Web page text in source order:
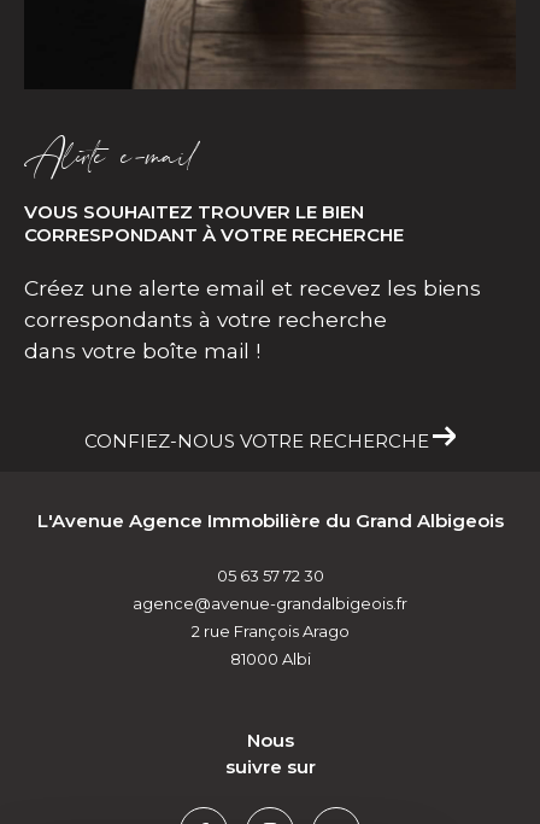
Alerte e-mail
VOUS SOUHAITEZ TROUVER LE BIEN
CORRESPONDANT À VOTRE RECHERCHE
Créez une alerte email et recevez les biens
correspondants à votre recherche
dans votre boîte mail !
CONFIEZ-NOUS VOTRE RECHERCHE
L'Avenue Agence Immobilière du Grand Albigeois
05 63 57 72 30
agence@avenue-grandalbigeois.fr
2 rue François Arago
81000
Albi
nous
suivre sur